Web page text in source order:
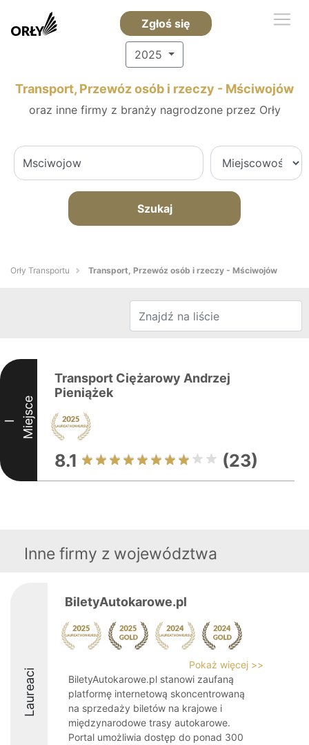
Zgłoś się
2025
Transport, Przewóz osób i rzeczy - Mściwojów
oraz inne firmy z branży nagrodzone przez Orły
Szukaj
Orły Transportu Transport, Przewóz osób i rzeczy - Mściwojów
I Miejsce
Transport Ciężarowy Andrzej
Pieniążek
8.1 (23)
Inne firmy z województwa
Laureaci
BiletyAutokarowe.pl
Pokaż więcej >>
BiletyAutokarowe.pl stanowi zaufaną
platformę internetową skoncentrowaną
na sprzedaży biletów na krajowe i
międzynarodowe trasy autokarowe.
Portal umożliwia dostęp do ponad 300